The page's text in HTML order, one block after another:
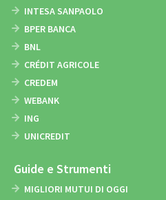
INTESA SANPAOLO
BPER BANCA
BNL
CRÉDIT AGRICOLE
CREDEM
WEBANK
ING
UNICREDIT
Guide e Strumenti
MIGLIORI MUTUI DI OGGI